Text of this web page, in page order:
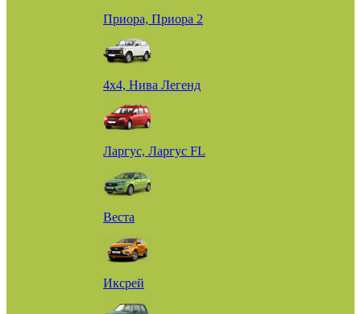
Приора, Приора 2
4х4, Нива Легенд
Ларгус, Ларгус FL
Веста
Иксрей